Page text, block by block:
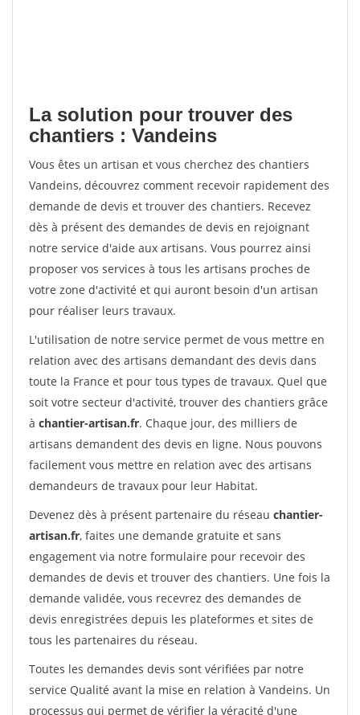
La solution pour trouver des
chantiers : Vandeins
Vous êtes un artisan et vous cherchez des chantiers
Vandeins, découvrez comment recevoir rapidement des
demande de devis et trouver des chantiers. Recevez
dès à présent des demandes de devis en rejoignant
notre service d'aide aux artisans. Vous pourrez ainsi
proposer vos services à tous les artisans proches de
votre zone d'activité et qui auront besoin d'un artisan
pour réaliser leurs travaux.
L'utilisation de notre service permet de vous mettre en
relation avec des artisans demandant des devis dans
toute la France et pour tous types de travaux. Quel que
soit votre secteur d'activité, trouver des chantiers grâce
à chantier-artisan.fr. Chaque jour, des milliers de
artisans demandent des devis en ligne. Nous pouvons
facilement vous mettre en relation avec des artisans
demandeurs de travaux pour leur Habitat.
Devenez dès à présent partenaire du réseau chantier-
artisan.fr, faites une demande gratuite et sans
engagement via notre formulaire pour recevoir des
demandes de devis et trouver des chantiers. Une fois la
demande validée, vous recevrez des demandes de
devis enregistrées depuis les plateformes et sites de
tous les partenaires du réseau.
Toutes les demandes devis sont vérifiées par notre
service Qualité avant la mise en relation à Vandeins. Un
processus qui permet de vérifier la véracité d'une